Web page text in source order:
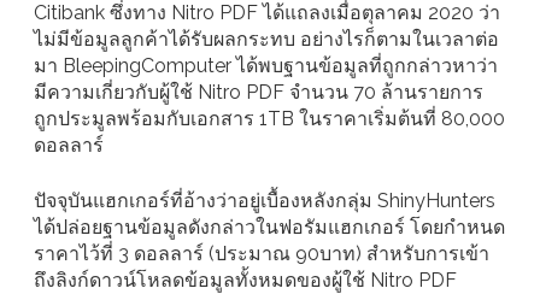
Citibank ซึ่งทาง Nitro PDF ได้แถลงเมื่อตุลาคม 2020 ว่า
ไม่มีข้อมูลลูกค้าได้รับผลกระทบ อย่างไรก็ตามในเวลาต่อ
มา BleepingComputer ได้พบฐานข้อมูลที่ถูกกล่าวหาว่า
มีความเกี่ยวกับผู้ใช้ Nitro PDF จำนวน 70 ล้านรายการ
ถูกประมูลพร้อมกับเอกสาร 1TB ในราคาเริ่มต้นที่ 80,000
ดอลลาร์
ปัจจุบันแฮกเกอร์ที่อ้างว่าอยู่เบื้องหลังกลุ่ม ShinyHunters
ได้ปล่อยฐานข้อมูลดังกล่าวในฟอรัมแฮกเกอร์ โดยกำหนด
ราคาไว้ที่ 3 ดอลลาร์ (ประมาณ 90บาท) สำหรับการเข้า
ถึงลิงก์ดาวน์โหลดข้อมูลทั้งหมดของผู้ใช้ Nitro PDF